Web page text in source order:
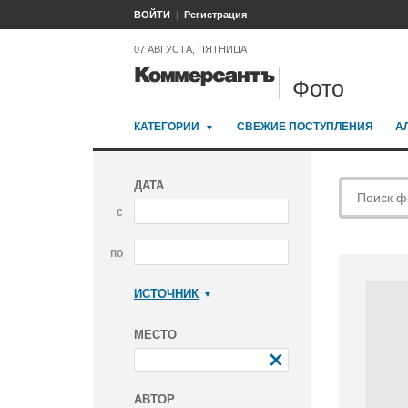
ВОЙТИ Регистрация
07 АВГУСТА, ПЯТНИЦА
Фото
КАТЕГОРИИ СВЕЖИЕ ПОСТУПЛЕНИЯ
ДАТА
с
по
ИСТОЧНИК
МЕСТО
АВТОР